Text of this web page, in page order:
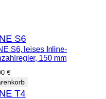
S6, leises Inline-
150 mm
€